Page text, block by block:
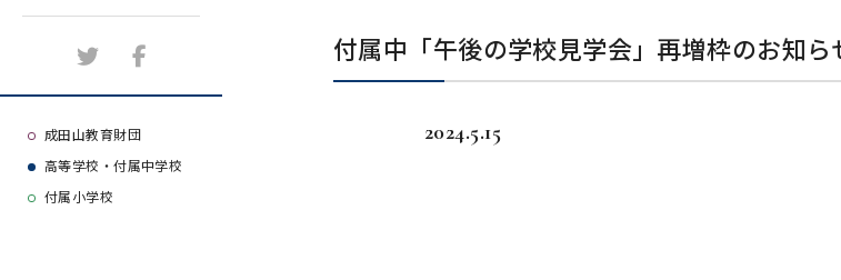
施設紹介
よくある質問
大学等合格実績
成田山教育財団
高等学校・付属中学校
付属小学校
付属中「午後の学校見学会」再増枠のお知ら
2024.5.15